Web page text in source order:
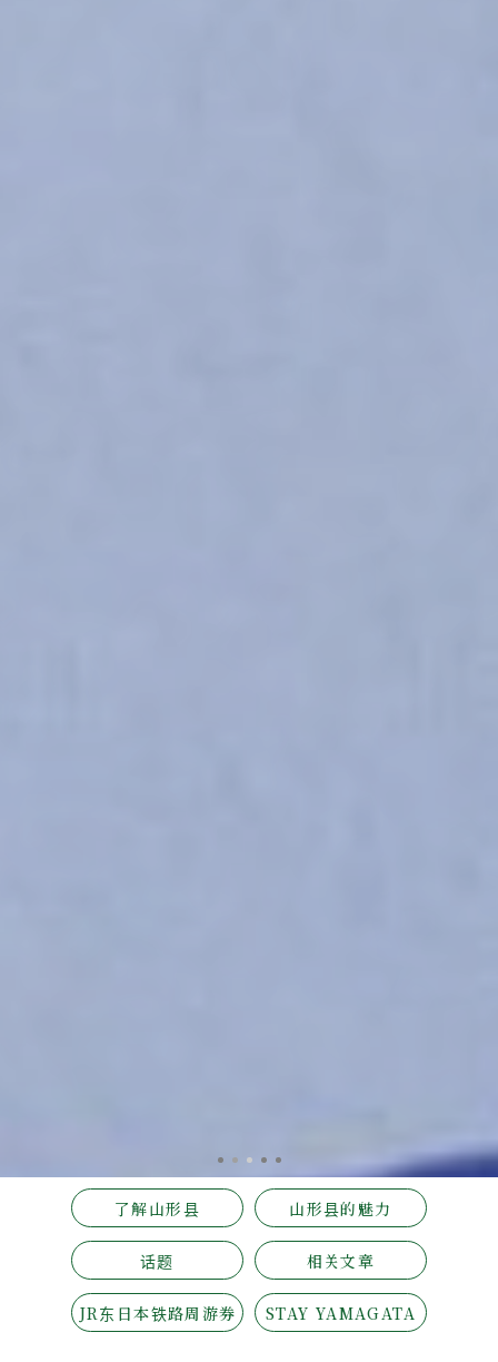
了解山形县 山形县的魅力
话题 相关文章
JR东日本铁路周游券 STAY YAMAGATA